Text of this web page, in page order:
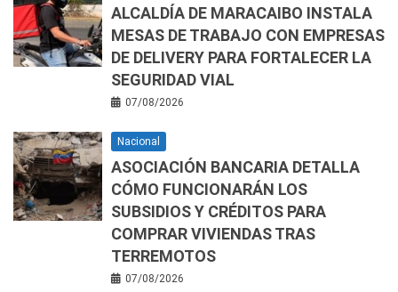
ALCALDÍA DE MARACAIBO INSTALA
MESAS DE TRABAJO CON EMPRESAS
DE DELIVERY PARA FORTALECER LA
SEGURIDAD VIAL
07/08/2026
Nacional
ASOCIACIÓN BANCARIA DETALLA
CÓMO FUNCIONARÁN LOS
SUBSIDIOS Y CRÉDITOS PARA
COMPRAR VIVIENDAS TRAS
TERREMOTOS
07/08/2026